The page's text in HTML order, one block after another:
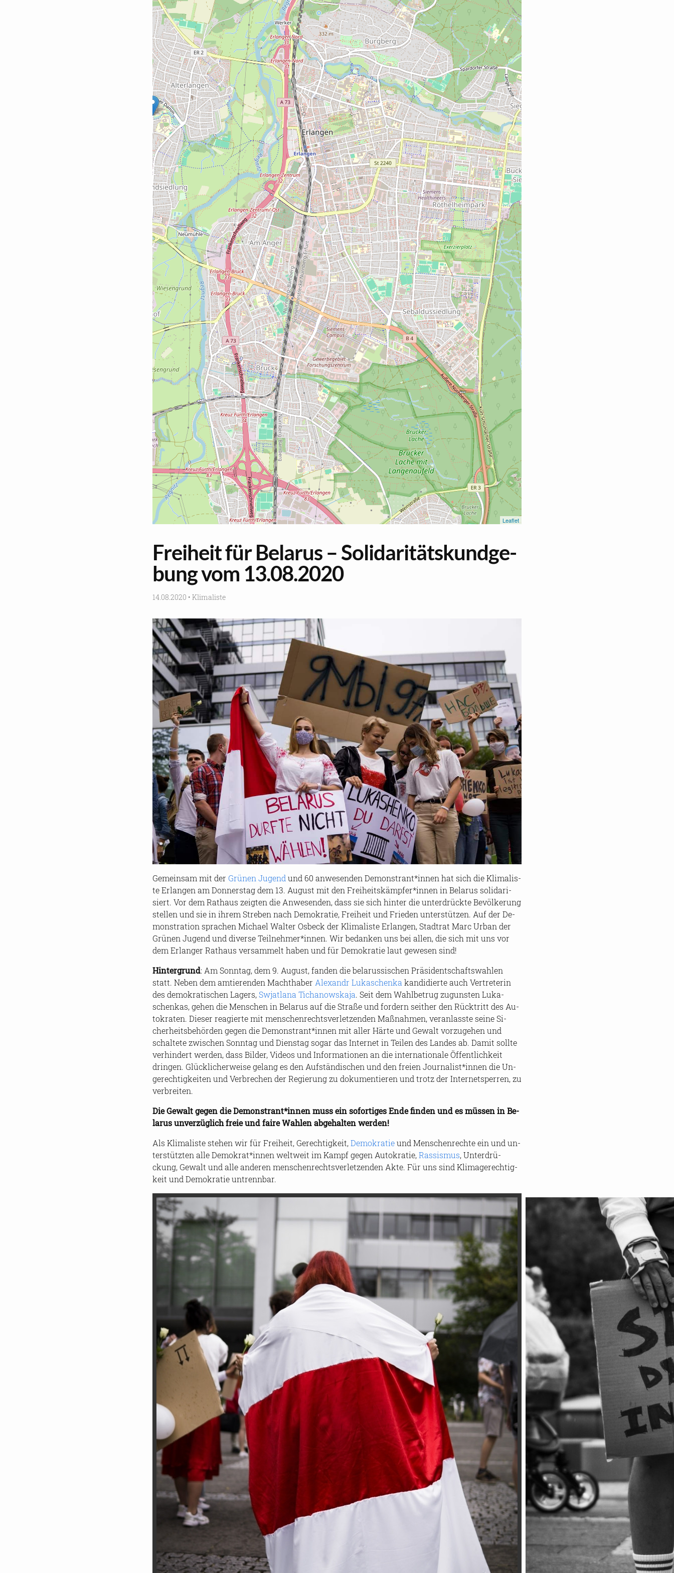
Le­af­let
Frei­heit für Be­la­rus – So­li­da­ri­täts­kund­ge­
bung vom 13.08.2020
14.08.2020 • Kli­ma­lis­te
Ge­mein­sam mit der Grü­nen Ju­gendund 60 an­we­sen­den De­mons­trant*innen hat sich die Kli­ma­lis­
te Er­lan­gen am Don­ners­tag dem 13. Au­gust mit den Frei­heits­kämp­fer*innen in Be­la­rus so­li­da­ri­
siert. Vor dem Rat­haus zeig­ten die An­we­sen­den, dass sie sich hin­ter die un­ter­drück­te Be­völ­ke­rung
stel­len und sie in ihrem Stre­ben nach De­mo­kra­tie, Frei­heit und Frie­den un­ter­stüt­zen. Auf der De­
mons­tra­ti­on spra­chen Mi­cha­el Wal­ter Os­beck der Kli­ma­lis­te Er­lan­gen, Stadt­rat Marc Urban der
Grü­nen Ju­gend und di­ver­se Teil­neh­mer*innen. Wir be­dan­ken uns bei allen, die sich mit uns vor
dem Er­lan­ger Rat­haus ver­sam­melt haben und für De­mo­kra­tie laut ge­we­sen sind!
Hin­ter­grund: Am Sonn­tag, dem 9. Au­gust, fan­den die be­la­rus­si­schen Prä­si­dent­schafts­wah­len
statt. Neben dem am­tie­ren­den Macht­ha­ber Alex­an­dr Lu­ka­schen­kakan­di­dier­te auch Ver­tre­te­rin
des de­mo­kra­ti­schen La­gers,Swjat­la­na Tich­a­now­ska­ja. Seit dem Wahl­be­trug zu­guns­ten Lu­ka­
schenkas, gehen die Men­schen in Be­la­rus auf die Stra­ße und for­dern seit­her den Rück­tritt des Au­
to­kra­ten. Die­ser re­agier­te mit men­schen­rechts­ver­let­zen­den Maß­nah­men, ver­an­lass­te seine Si­
cher­heits­be­hör­den gegen die De­mons­trant*innen mit aller Härte und Ge­walt vor­zu­ge­hen und
schal­te­te zwi­schen Sonn­tag und Diens­tag sogar das In­ter­net in Tei­len des Lan­des ab. Damit soll­te
ver­hin­dert wer­den, dass Bil­der, Vi­de­os und In­for­ma­tio­nen an die in­ter­na­tio­na­le Öf­fent­lich­keit
drin­gen. Glück­li­cher­wei­se ge­lang es den Auf­stän­di­schen und den frei­en Jour­na­list*innen die Un­
ge­rech­tig­kei­ten und Ver­bre­chen der Re­gie­rung zu do­ku­men­tie­ren und trotz der In­ter­net­s­per­ren, zu
ver­brei­ten.
Die Ge­walt gegen die De­mons­trant*innen muss ein so­for­ti­ges Ende fin­den und es müs­sen in Be­
la­rus un­ver­züg­lich freie und faire Wah­len ab­ge­hal­ten wer­den!
Als Kli­ma­lis­te ste­hen wir für Frei­heit, Ge­rech­tig­keit,De­mo­kra­tieund Men­schen­rech­te ein und un­
ter­stütz­ten alle De­mo­krat*innen welt­weit im Kampf gegen Au­to­kra­tie,Ras­sis­mus, Un­ter­drü­
ckung, Ge­walt und alle an­de­ren men­schen­rechts­ver­let­zen­den Akte. Für uns sind Kli­ma­ge­rech­tig­
keit und De­mo­kra­tie un­trenn­bar.